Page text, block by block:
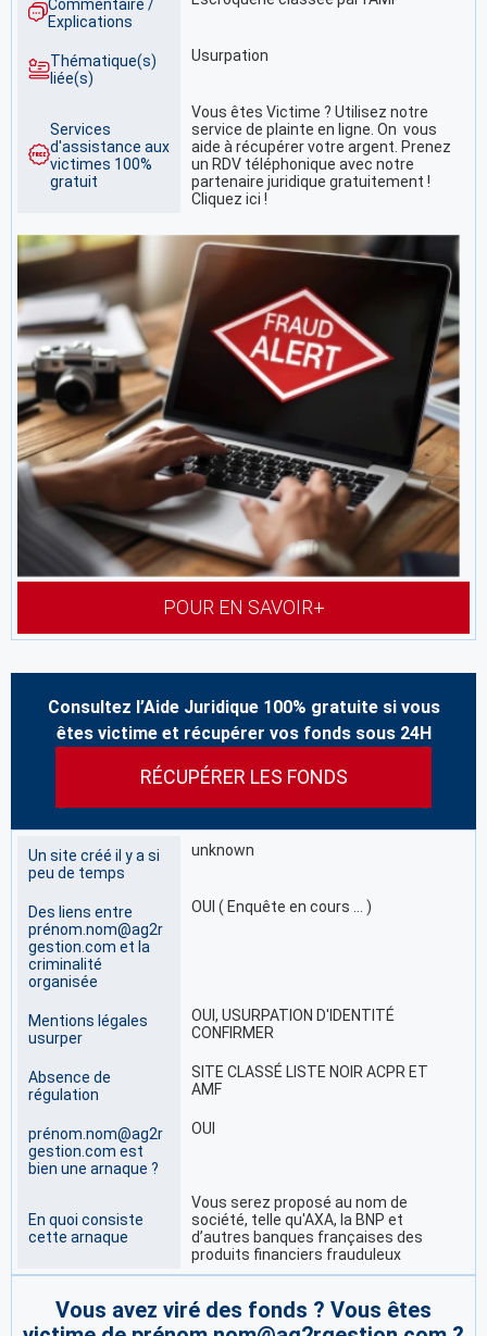
Commentaire /
Explications
Thématique(s)
liée(s)
Usurpation
Services
d'assistance aux
victimes 100%
gratuit
Vous êtes Victime ? Utilisez notre
service de plainte en ligne. On vous
aide à récupérer votre argent. Prenez
un RDV téléphonique avec notre
partenaire juridique gratuitement !
Cliquez ici !
POUR EN SAVOIR+
Consultez l’Aide Juridique 100% gratuite si vous
êtes victime et récupérer vos fonds sous 24H
RÉCUPÉRER LES FONDS
Un site créé il y a si
peu de temps
unknown
Des liens entre
prénom.nom@ag2r
gestion.com et la
criminalité
organisée
OUI ( Enquête en cours … )
Mentions légales
usurper
OUI, USURPATION D'IDENTITÉ
CONFIRMER
Absence de
régulation
SITE CLASSÉ LISTE NOIR ACPR ET
AMF
prénom.nom@ag2r
gestion.com est
bien une arnaque ?
OUI
En quoi consiste
cette arnaque
Vous serez proposé au nom de
société, telle qu'AXA, la BNP et
d’autres banques françaises des
produits financiers frauduleux
Vous avez viré des fonds ? Vous êtes